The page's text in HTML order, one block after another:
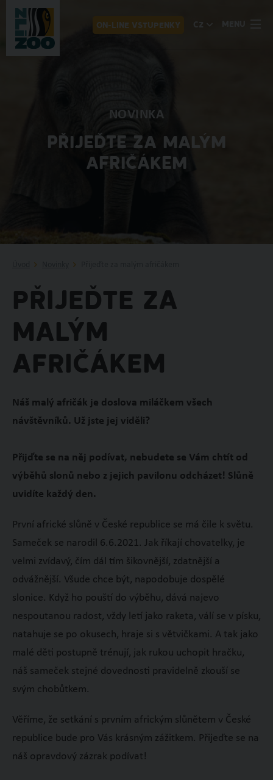
ON-LINE VSTUPENKY CZ MENU
NOVINKA
PŘIJEĎTE ZA MALÝM
AFRIČÁKEM
Přijeďte za
malým
afričákem
Náš malý afričák je doslova miláčkem všech
návštěvníků. Už jste jej viděli?
Přijďte se na něj podívat, nebudete se Vám chtít od
výběhů slonů nebo z jejich pavilonu odcházet! Slůně
uvidíte každý den.
První africké slůně v České republice se má čile k světu.
Sameček se narodil 6.6.2021. Jak říkají chovatelky, je
velmi zvídavý, čím dál tím šikovnější, zdatnější a
odvážnější. Všude chce být, napodobuje dospělé
slonice. Když ho pouští do výběhu, dává najevo
nespoutanou radost, vždy letí jako raketa, válí se v písku,
natahuje se po okusech, hraje si s větvičkami. A tak jako
malé děti postupně trénují, jak rukou uchopit hračku,
náš sameček stejné dovednosti pravidelně zkouší se
svým chobůtkem.
Věříme, že setkání s prvním africkým slůnětem v České
republice bude pro Vás krásným zážitkem. Přijeďte se na
náš opravdový zázrak podívat!